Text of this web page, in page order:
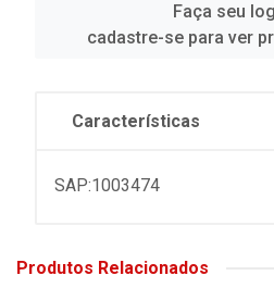
Faça seu
cadastre-se para ver
Características
SAP:1003474
Produtos Relacionados